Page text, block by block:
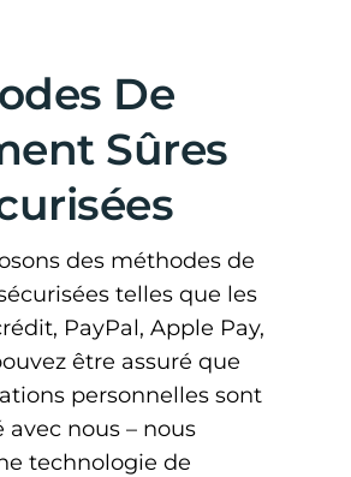
De
Sûres
des méthodes de
telles que les
PayPal, Apple Pay,
être assuré que
personnelles sont
avec nous – nous
technologie de